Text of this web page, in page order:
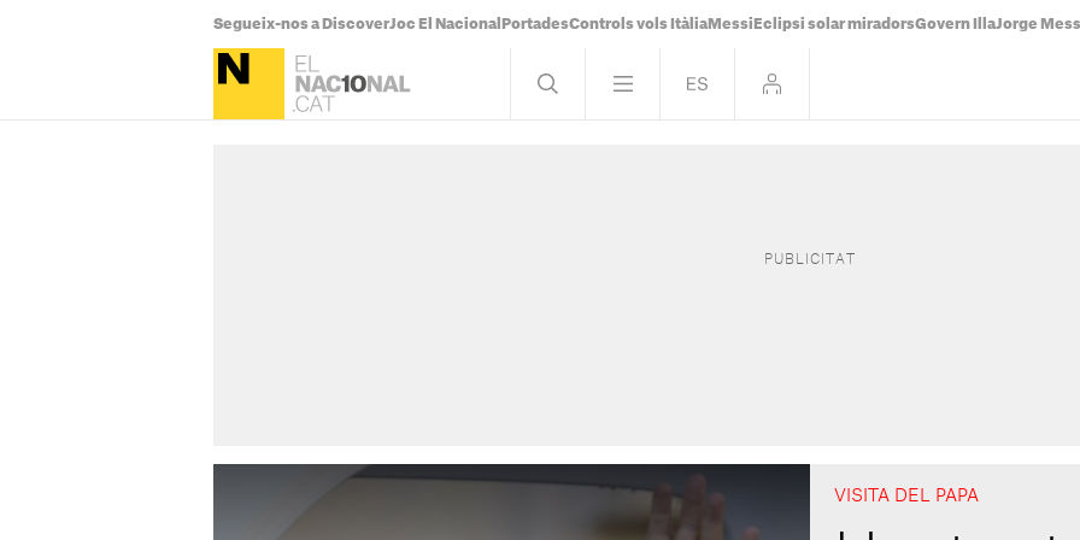
Segueix-nos a DiscoverJoc El Nacional PortadesControls vols Itàlia Messi Eclipsi solar miradorsGovern IllaJorge
VISITA DEL PAPA